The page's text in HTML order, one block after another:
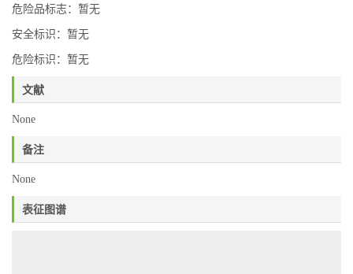
危险品标志：暂无
安全标识：暂无
危险标识：暂无
文献
None
备注
None
表征图谱